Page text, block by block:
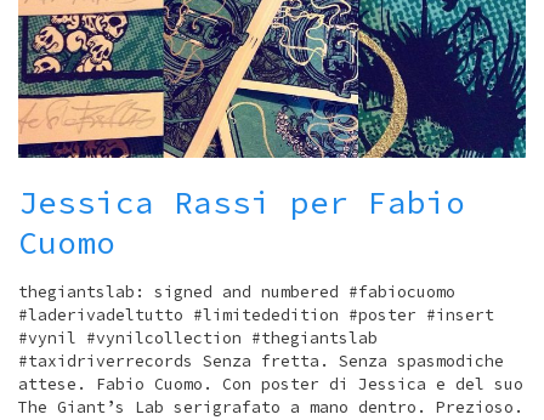
Jessica Rassi per Fabio
Cuomo
thegiantslab: signed and numbered #fabiocuomo
#laderivadeltutto #limitededition #poster #insert
#vynil #vynilcollection #thegiantslab
#taxidriverrecords Senza fretta. Senza spasmodiche
attese. Fabio Cuomo. Con poster di Jessica e del suo
The Giant’s Lab serigrafato a mano dentro. Prezioso.